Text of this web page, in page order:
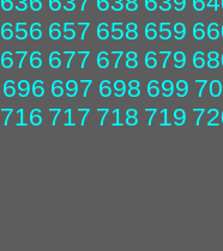
656 657 658 659
676 677 678 679
696 697 698 699
716 717 718 719